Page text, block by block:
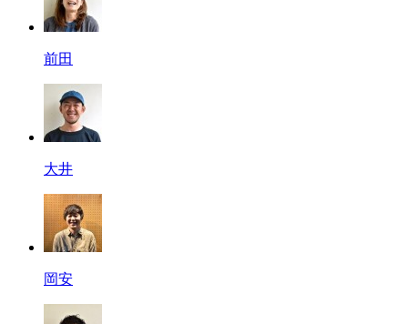
前田
大井
岡安